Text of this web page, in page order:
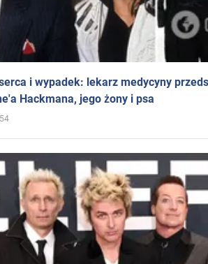
i wypadek: lekarz medycyny
Hackmana, jego żony i psa